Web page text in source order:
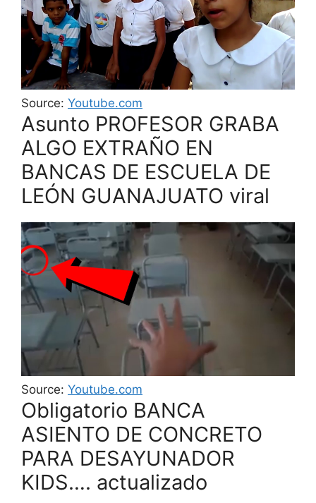
Source: Youtube.com
Asunto PROFESOR GRABA
ALGO EXTRAÑO EN
BANCAS DE ESCUELA DE
LEÓN GUANAJUATO viral
Source: Youtube.com
Obligatorio BANCA
ASIENTO DE CONCRETO
PARA DESAYUNADOR
KIDS…. actualizado